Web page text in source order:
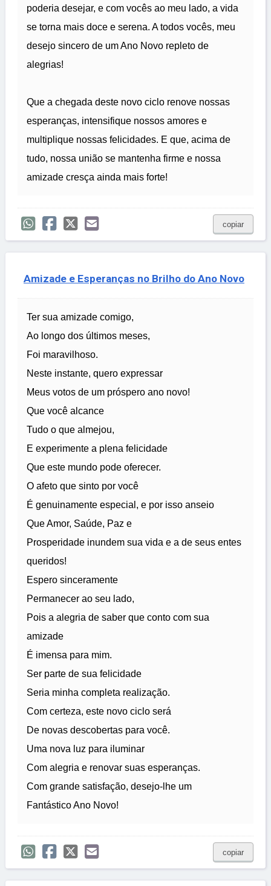
poderia desejar, e com vocês ao meu lado, a vida
se torna mais doce e serena. A todos vocês, meu
desejo sincero de um Ano Novo repleto de
alegrias!
Que a chegada deste novo ciclo renove nossas
esperanças, intensifique nossos amores e
multiplique nossas felicidades. E que, acima de
tudo, nossa união se mantenha firme e nossa
amizade cresça ainda mais forte!
copiar
Amizade e Esperanças no Brilho do Ano Novo
Ter sua amizade comigo,
Ao longo dos últimos meses,
Foi maravilhoso.
Neste instante, quero expressar
Meus votos de um próspero ano novo!
Que você alcance
Tudo o que almejou,
E experimente a plena felicidade
Que este mundo pode oferecer.
O afeto que sinto por você
É genuinamente especial, e por isso anseio
Que Amor, Saúde, Paz e
Prosperidade inundem sua vida e a de seus entes
queridos!
Espero sinceramente
Permanecer ao seu lado,
Pois a alegria de saber que conto com sua
amizade
É imensa para mim.
Ser parte de sua felicidade
Seria minha completa realização.
Com certeza, este novo ciclo será
De novas descobertas para você.
Uma nova luz para iluminar
Com alegria e renovar suas esperanças.
Com grande satisfação, desejo-lhe um
Fantástico Ano Novo!
copiar